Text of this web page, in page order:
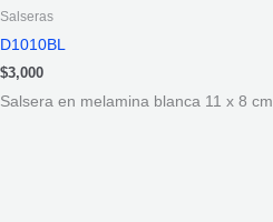
Salseras
D1010BL
$3,000
Salsera en melamina blanca 11 x 8 cm.